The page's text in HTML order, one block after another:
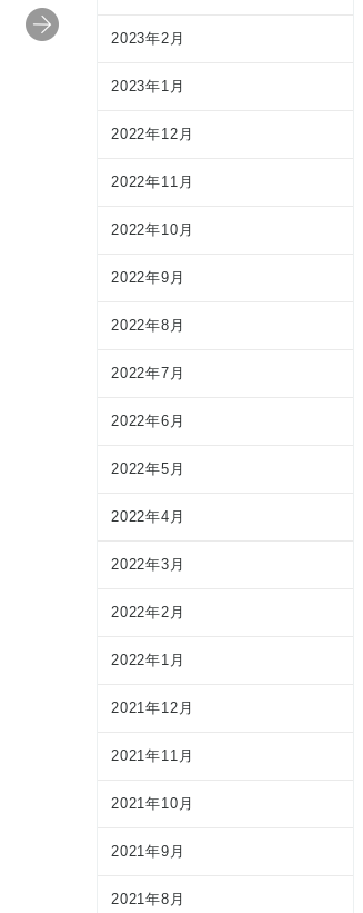
2023年2月
2023年1月
2022年12月
2022年11月
2022年10月
2022年9月
2022年8月
2022年7月
2022年6月
2022年5月
2022年4月
2022年3月
2022年2月
2022年1月
2021年12月
2021年11月
2021年10月
2021年9月
2021年8月